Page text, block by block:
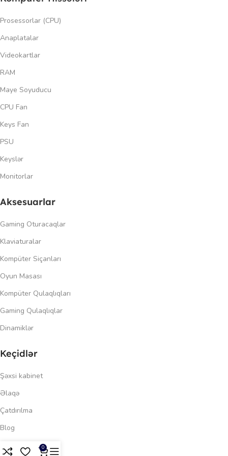
Prosessorlar (CPU)
Anaplatalar
Videokartlar
RAM
Maye Soyuducu
CPU Fan
Keys Fan
PSU
Keyslər
Monitorlar
Aksesuarlar
Gaming Oturacaqlar
Klaviaturalar
Kompüter Siçanları
Oyun Masası
Kompüter Qulaqlıqları
Gaming Qulaqlıqlar
Dinamiklər
Keçidlər
Şəxsi kabinet
Əlaqə
Çatdırılma
Blog
Məxfilik siyasəti
0
142.00
₼